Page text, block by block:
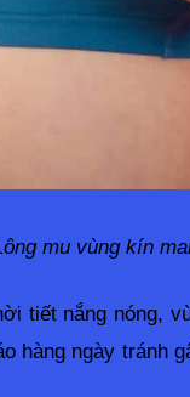
mu vùng kín
tiết nắng nóng,
hàng ngày